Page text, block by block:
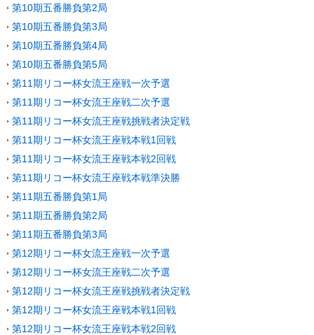
第10期五番勝負第2局
第10期五番勝負第3局
第10期五番勝負第4局
第10期五番勝負第5局
第11期リコー杯女流王座戦一次予選
第11期リコー杯女流王座戦二次予選
第11期リコー杯女流王座戦挑戦者決定戦
第11期リコー杯女流王座戦本戦1回戦
第11期リコー杯女流王座戦本戦2回戦
第11期リコー杯女流王座戦本戦準決勝
第11期五番勝負第1局
第11期五番勝負第2局
第11期五番勝負第3局
第12期リコー杯女流王座戦一次予選
第12期リコー杯女流王座戦二次予選
第12期リコー杯女流王座戦挑戦者決定戦
第12期リコー杯女流王座戦本戦1回戦
第12期リコー杯女流王座戦本戦2回戦